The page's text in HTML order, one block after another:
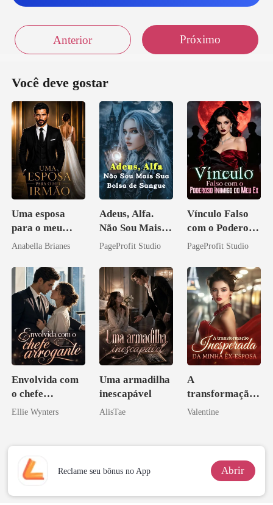
Anterior Próximo
Você deve gostar
Uma esposa
para o meu
irmão
Anabella Brianes
Adeus, Alfa.
Não Sou Mais
Sua Bolsa de
PageProfit Studio
Vínculo Falso
com o Poderoso
Inimigo do Meu
PageProfit Studio
Envolvida com
o chefe
arrogante
Ellie Wynters
Uma armadilha
inescapável
AlisTae
A
transformação
inesperada da
Valentine
Reclame seu bônus no App Abrir